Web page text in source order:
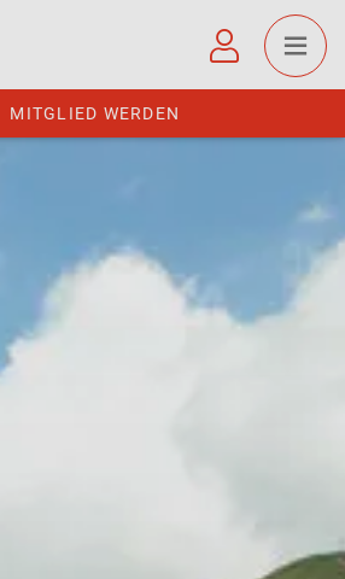
MITGLIED WERDEN